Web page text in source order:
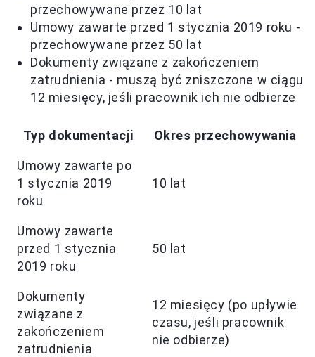
przechowywane przez 10 lat
Umowy zawarte przed 1 stycznia 2019 roku -
przechowywane przez 50 lat
Dokumenty związane z zakończeniem
zatrudnienia - muszą być zniszczone w ciągu
12 miesięcy, jeśli pracownik ich nie odbierze
Typ dokumentacji Okres przechowywania
Umowy zawarte po
1 stycznia 2019
roku
10 lat
Umowy zawarte
przed 1 stycznia
2019 roku
50 lat
Dokumenty
związane z
zakończeniem
zatrudnienia
12 miesięcy (po upływie
czasu, jeśli pracownik
nie odbierze)